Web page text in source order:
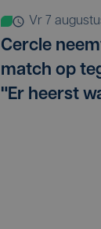
vr 7
Cercle
match op
"Er heerst